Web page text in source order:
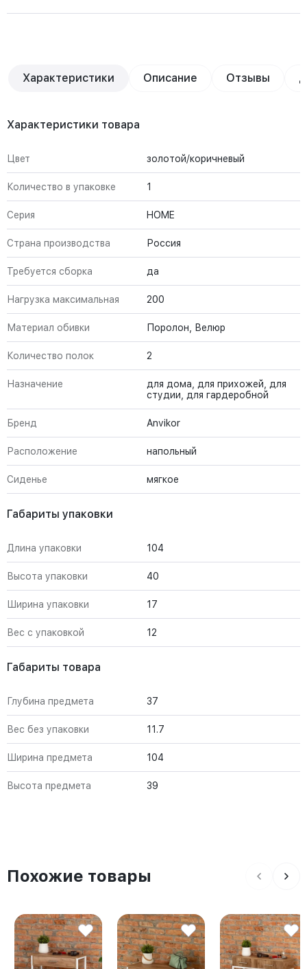
Характеристики Описание Отзывы
Характеристики товара
Цвет золотой/коричневый
Количество в упаковке 1
Серия HOME
Страна производства Россия
Требуется сборка да
Нагрузка максимальная 200
Материал обивки Поролон, Велюр
Количество полок 2
Назначение
для дома, для прихожей, для
студии, для гардеробной
Бренд Anvikor
Расположение напольный
Сиденье мягкое
Габариты упаковки
Длина упаковки 104
Высота упаковки 40
Ширина упаковки 17
Вес с упаковкой 12
Габариты товара
Глубина предмета 37
Вес без упаковки 11.7
Ширина предмета 104
Высота предмета 39
Похожие товары